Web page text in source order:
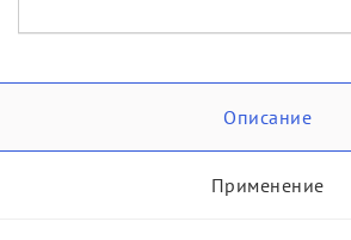
Описание
Применение